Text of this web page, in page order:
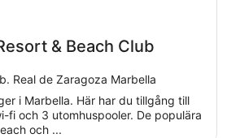
& Beach Club
Real de Zaragoza Marbella
i Marbella. Här har du tillgång till
fi och 3 utomhuspooler. De populära
och ...